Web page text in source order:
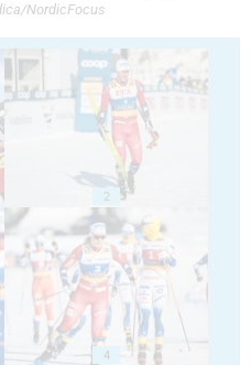
NordicFocus
2
4